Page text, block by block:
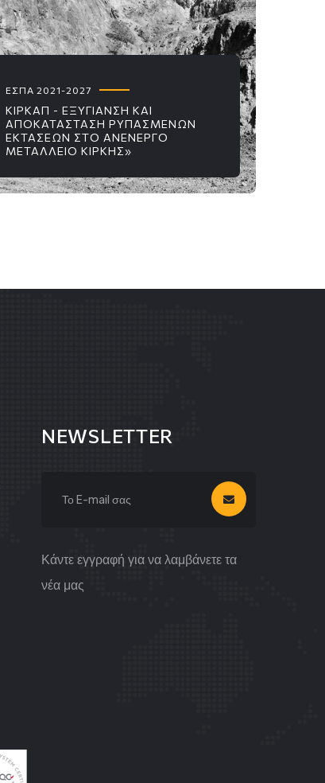
ΕΣΠΑ 2021-2027
ΚΙΡΚΑΠ - ΕΞΥΓΙΑΝΣΗ ΚΑΙ
ΑΠΟΚΑΤΑΣΤΑΣΗ ΡΥΠΑΣΜΕΝΩΝ
ΕΚΤΑΣΕΩΝ ΣΤΟ ΑΝΕΝΕΡΓΟ
ΜΕΤΑΛΛΕΙΟ ΚΙΡΚΗΣ»
NEWSLETTER
Κάντε εγγραφή για να λαμβάνετε τα
νέα μας